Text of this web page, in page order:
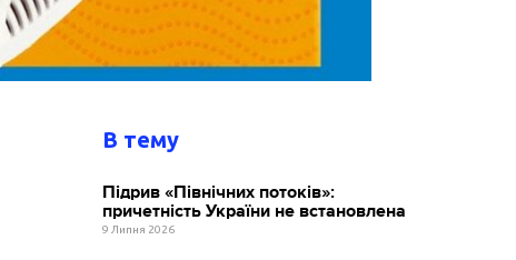
В тему
Підрив «Північних потоків»:
причетність України не встановлена
9 Липня 2026